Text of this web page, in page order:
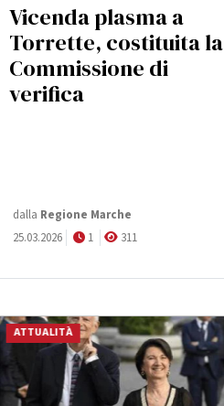
Vicenda plasma a
Torrette, costituita la
Commissione di
verifica
dalla Regione Marche
25.03.2026
1 311
ATTUALITÀ